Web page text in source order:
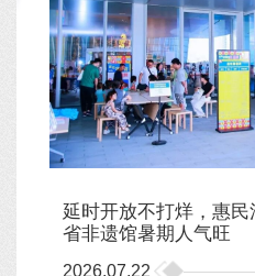
延时开放不打烊，惠
省非遗馆暑期人气旺
2026.07.22